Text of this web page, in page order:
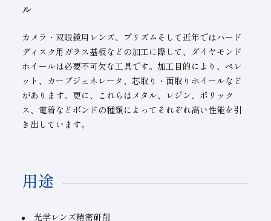
ル
カメラ・双眼鏡用レンズ、プリズムそして近年ではハード
ディスク用ガラス基板などの加工に際して、ダイヤモンド
ホイールは必要不可欠な工具です。加工目的により、ペレ
ット、カーブジェネレータ、芯取り・面取りホイールなど
があります。更に、これらはメタル、レジン、ポリック
ス、電着などボンドの種類によってそれぞれ高い性能を引
き出しています。
用途
光学レンズ精密研削